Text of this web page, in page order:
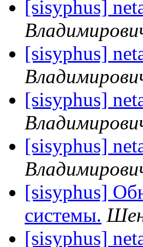
[sisyphus]
[sisyphus]
[sisyphus]
[sisyphus]
[sisyphus]
системы.
[sisyphus]